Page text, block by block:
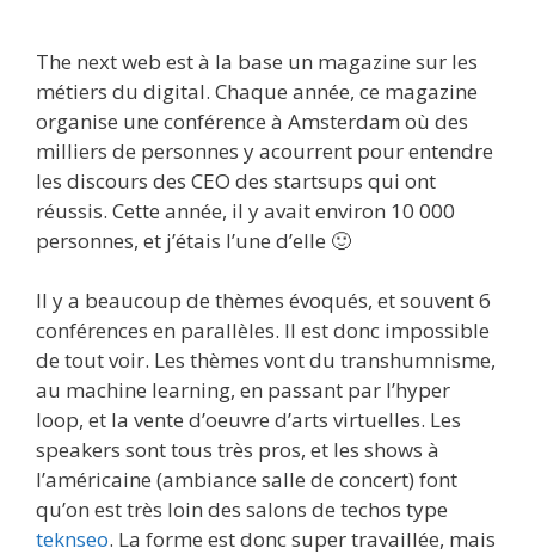
The next web est à la base un magazine sur les
métiers du digital. Chaque année, ce magazine
organise une conférence à Amsterdam où des
milliers de personnes y acourrent pour entendre
les discours des CEO des startsups qui ont
réussis. Cette année, il y avait environ 10 000
personnes, et j’étais l’une d’elle 🙂
Il y a beaucoup de thèmes évoqués, et souvent 6
conférences en parallèles. Il est donc impossible
de tout voir. Les thèmes vont du transhumnisme,
au machine learning, en passant par l’hyper
loop, et la vente d’oeuvre d’arts virtuelles. Les
speakers sont tous très pros, et les shows à
l’américaine (ambiance salle de concert) font
qu’on est très loin des salons de techos type
teknseo. La forme est donc super travaillée, mais